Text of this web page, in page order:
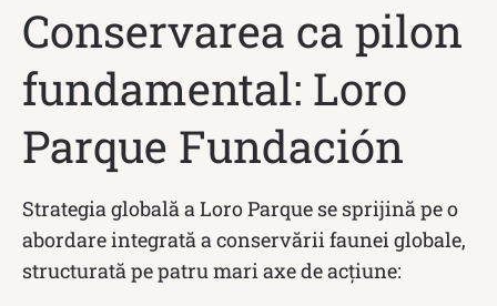
Conservarea ca pilon
fundamental: Loro
Parque Fundación
Strategia globală a Loro Parque se sprijină pe o
abordare integrată a conservării faunei globale,
structurată pe patru mari axe de acțiune: